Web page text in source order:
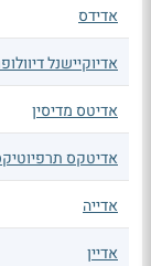
אדידס
אדיוקיישנל
אדיטס מדיסין
אדיטקס
אדייה
אדיין